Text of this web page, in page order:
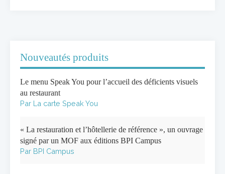
Nouveautés produits
Le menu Speak You pour l’accueil des déficients visuels
au restaurant
Par La carte Speak You
« La restauration et l’hôtellerie de référence », un ouvrage
signé par un MOF aux éditions BPI Campus
Par BPI Campus